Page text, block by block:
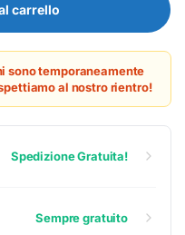
carrello
sono temporaneamente
al nostro rientro!
Spedizione Gratuita!
Sempre gratuito